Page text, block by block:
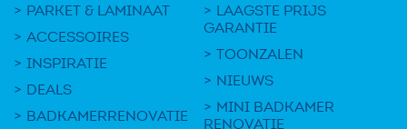
PARKET & LAMINAAT
ACCESSOIRES
INSPIRATIE
DEALS
BADKAMERRENOVATIE
LAAGSTE PRIJS
GARANTIE
TOONZALEN
NIEUWS
MINI BADKAMER
RENOVATIE